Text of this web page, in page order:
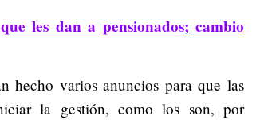
les dan a pensionados; cambio
hecho varios anuncios para que las
la gestión, como los son, por